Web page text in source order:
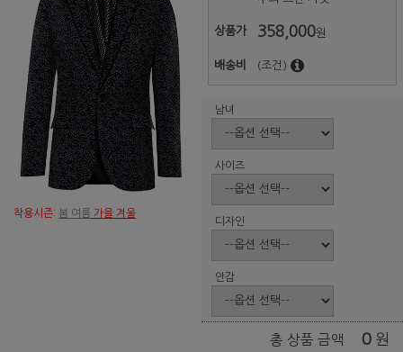
착용시즌: 봄 여름 가을 겨울
상품가 358,000원
배송비 (조건)
남녀
사이즈
디자인
안감
총 상품 금액 0 원